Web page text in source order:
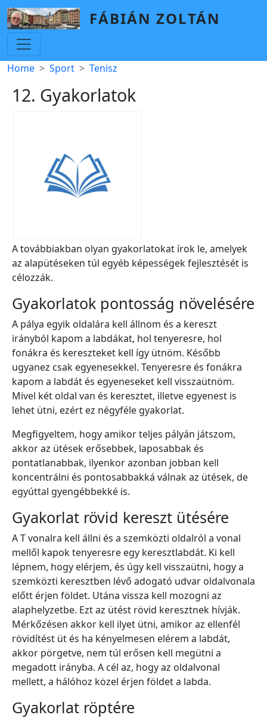
Skip to main content
FÁBIÁN ZOLTÁN
Breadcrumb
Home Sport Tenisz
12. Gyakorlatok
A továbbiakban olyan gyakorlatokat írok le, amelyek
az alapütéseken túl egyéb képességek fejlesztését is
célozzák.
Gyakorlatok pontosság növelésére
A pálya egyik oldalára kell állnom és a kereszt
irányból kapom a labdákat, hol tenyeresre, hol
fonákra és kereszteket kell így ütnöm. Később
ugyanez csak egyenesekkel. Tenyeresre és fonákra
kapom a labdát és egyeneseket kell visszaütnöm.
Mivel két oldal van és keresztet, illetve egyenest is
lehet ütni, ezért ez négyféle gyakorlat.
Megfigyeltem, hogy amikor teljes pályán játszom,
akkor az ütések erősebbek, laposabbak és
pontatlanabbak, ilyenkor azonban jobban kell
koncentrálni és pontosabbakká válnak az ütések, de
egyúttal gyengébbekké is.
Gyakorlat rövid kereszt ütésére
A T vonalra kell állni és a szemközti oldalról a vonal
mellől kapok tenyeresre egy keresztlabdát. Ki kell
lépnem, hogy elérjem, és úgy kell visszaütni, hogy a
szemközti keresztben lévő adogató udvar oldalvonala
előtt érjen földet. Utána vissza kell mozogni az
alaphelyzetbe. Ezt az ütést rövid keresztnek hívják.
Mérkőzésen akkor kell ilyet ütni, amikor az ellenfél
rövidítést üt és ha kényelmesen elérem a labdát,
akkor pörgetve, nem túl erősen kell megütni a
megadott irányba. A cél az, hogy az oldalvonal
mellett, a hálóhoz közel érjen földet a labda.
Gyakorlat röptére